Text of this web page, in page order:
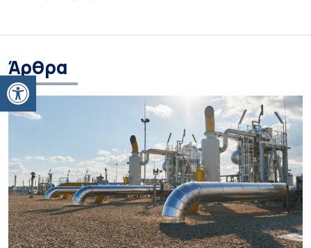
Ανοίξτε τη γραμμή εργαλείων
Άρθρα